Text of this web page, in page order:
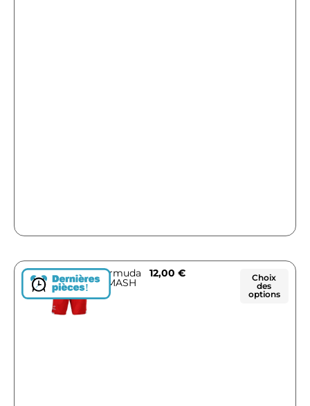
!
Bermuda
SMASH
12,00 €
Choix
des
options